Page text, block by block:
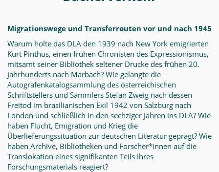
Forschung
Migrationswege und Transferrouten vor und nach 1945
Warum holte das DLA den 1939 nach New York emigrierten
Kurt Pinthus, einen frühen Chronisten des Expressionismus,
mitsamt seiner Bibliothek seltener Drucke des frühen 20.
Jahrhunderts nach Marbach? Wie gelangte die
Autografenkatalogsammlung des österreichischen
Schriftstellers und Sammlers Stefan Zweig nach dessen
Freitod im brasilianischen Exil 1942 von Salzburg nach
London und schließlich in den sechziger Jahren ins DLA? Wie
haben Flucht, Emigration und Krieg die
Überlieferungssituation zur deutschen Literatur geprägt? Wie
haben Archive, Bibliotheken und Forscher*innen auf die
Translokation eines signifikanten Teils ihres
Forschungsmaterials reagiert?